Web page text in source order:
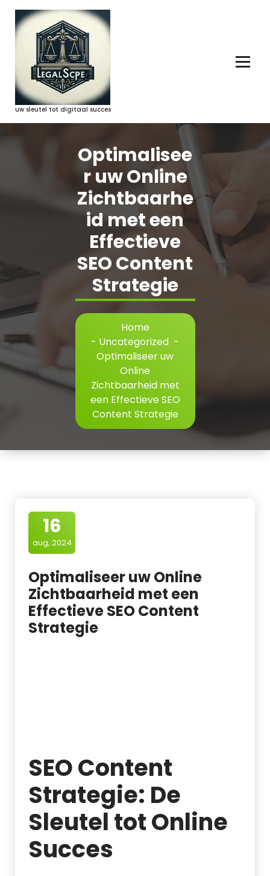
naar
uw sleutel tot digitaal succes
Optimalisee
r uw Online
Zichtbaarhe
id met een
Effectieve
SEO Content
Strategie
Home
- Uncategorized -
Optimaliseer uw
Online
Zichtbaarheid met
een Effectieve SEO
Content Strategie
16
aug, 2024
Optimaliseer uw Online
Zichtbaarheid met een
Effectieve SEO Content
Strategie
SEO Content
Strategie: De
Sleutel tot Online
Succes